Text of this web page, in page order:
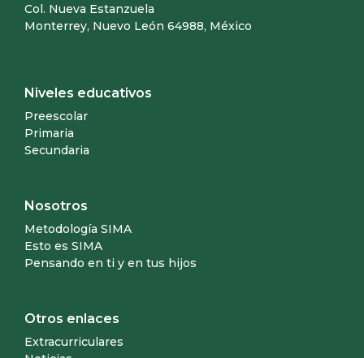
Col. Nueva Estanzuela
Monterrey, Nuevo León 64988, México
Niveles educativos
Preescolar
Primaria
Secundaria
Nosotros
Metodología SIMA
Esto es SIMA
Pensando en ti y en tus hijos
Otros enlaces
Extracurriculares